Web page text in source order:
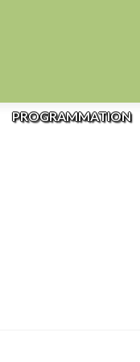
PROGRAMMATION